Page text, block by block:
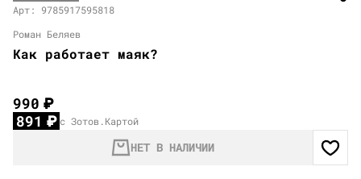
Арт: 9785917595818
Роман Беляев
Как работает маяк?
990₽
891₽ с Зотов.Картой
НЕТ В НАЛИЧИИ